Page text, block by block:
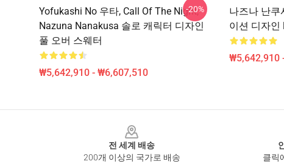
Yofukashi No 우타, Call Of The Night,
Nazuna Nanakusa 솔로 캐릭터 디자인
풀 오버 스웨터
₩5,642,910 - ₩6,607,510
-20%
나즈나 난쿠
이션 디자인
₩5,642,910
전 세계 배송
200개 이상의 국가로 배송
클릭